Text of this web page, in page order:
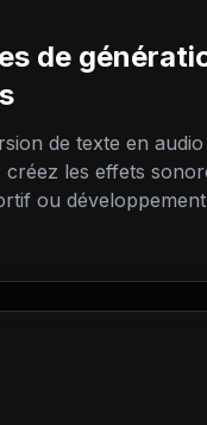
de
de texte en
créez les effets
ou